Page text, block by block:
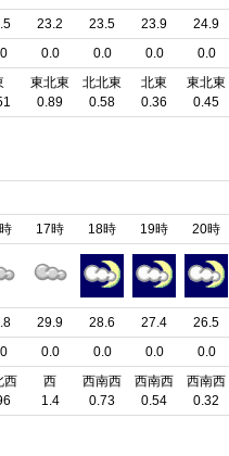
23.2
0.0
東北東
0.89
23.5
0.0
北北東
0.58
23.9
0.0
北東
0.36
24.9
0.0
東北東
0.45
西
17時
29.9
0.0
西
1.4
18時
28.6
0.0
西南西
0.73
19時
27.4
0.0
西南西
0.54
20時
26.5
0.0
西南西
0.32